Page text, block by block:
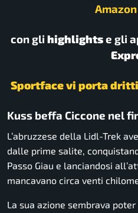
con gli highlightse gli
Sportface vi porta
Kuss beffa Ciccone nel
L’abruzzese della Lidl-Trek
dalle prime salite,
Passo Giau e lanciandosi
mancavano circa venti
La sua azione sembrava